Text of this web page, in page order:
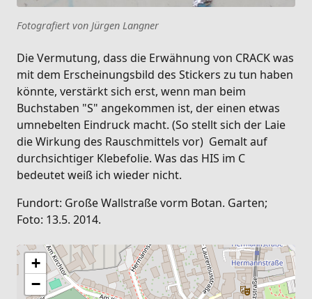
Fotografiert von Jürgen Langner
Die Vermutung, dass die Erwähnung von CRACK was
mit dem Erscheinungsbild des Stickers zu tun haben
könnte, verstärkt sich erst, wenn man beim
Buchstaben "S" angekommen ist, der einen etwas
umnebelten Eindruck macht. (So stellt sich der Laie
die Wirkung des Rauschmittels vor) Gemalt auf
durchsichtiger Klebefolie. Was das HIS im C
bedeutet weiß ich wieder nicht.
Fundort: Große Wallstraße vorm Botan. Garten;
Foto: 13.5. 2014.
+
−